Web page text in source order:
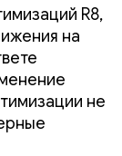
R8,
на
не